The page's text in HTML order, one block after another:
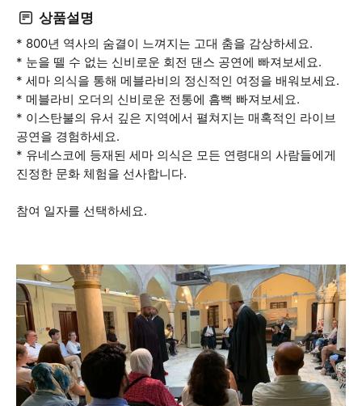
상품설명
* 800년 역사의 숨결이 느껴지는 고대 춤을 감상하세요.
* 눈을 뗄 수 없는 신비로운 회전 댄스 공연에 빠져보세요.
* 세마 의식을 통해 메블라비의 정신적인 여정을 배워보세요.
* 메블라비 오더의 신비로운 전통에 흠뻑 빠져보세요.
* 이스탄불의 유서 깊은 지역에서 펼쳐지는 매혹적인 라이브
공연을 경험하세요.
* 유네스코에 등재된 세마 의식은 모든 연령대의 사람들에게
진정한 문화 체험을 선사합니다.
참여 일자를 선택하세요.